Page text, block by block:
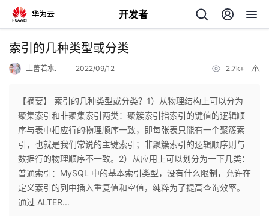
开发者
返
个
人
主
我
的
索引的几种类型或分类
上善若水. 2022/09/12 2.7k+
【摘要】 索引的几种类型或分类？1）从物理结构上可以分为
聚集索引和非聚集索引两类：聚簇索引指索引的键值的逻辑顺
序与表中相应行的物理顺序一致，即每张表只能有一个聚簇索
引，也就是我们常说的主键索引；非聚簇索引的逻辑顺序则与
数据行的物理顺序不一致。2）从应用上可以划分为一下几类：
普通索引：MySQL 中的基本索引类型，没有什么限制，允许在
定义索引的列中插入重复值和空值，纯粹为了提高查询效率。
通过 ALTER...